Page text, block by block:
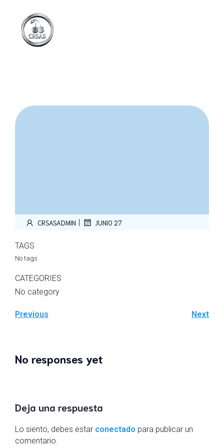
CRSASADMIN JUNIO 27
TAGS
No tags
CATEGORIES
No category
Previous Next
No responses yet
Deja una respuesta
Lo siento, debes estar conectado para publicar un
comentario.